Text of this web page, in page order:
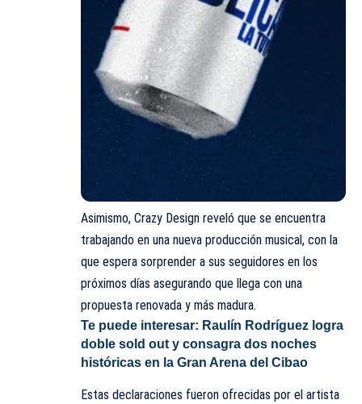
Asimismo, Crazy Design reveló que se encuentra
trabajando en una nueva producción musical, con la
que espera sorprender a sus seguidores en los
próximos días asegurando que llega con una
propuesta renovada y más madura.
Te puede interesar: Raulín Rodríguez logra
doble sold out y consagra dos noches
históricas en la Gran Arena del Cibao
Estas declaraciones fueron ofrecidas por el artista